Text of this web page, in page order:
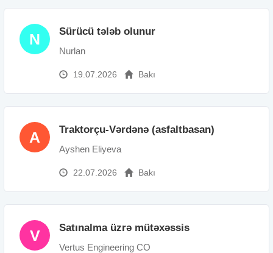
N Sürücü tələb olunur
Nurlan
19.07.2026 Bakı
A Traktorçu-Vərdənə (asfaltbasan)
Ayshen Eliyeva
22.07.2026 Bakı
V Satınalma üzrə mütəxəssis
Vertus Engineering CO